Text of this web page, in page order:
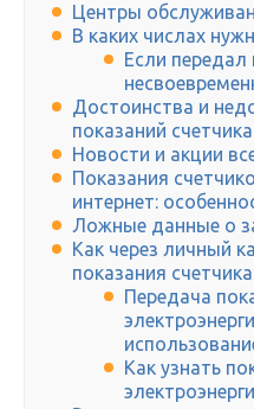
Центры
В каких числах
Если передал
Достоинства и
показаний
Новости и акции
Показания
интернет:
Ложные данные о
Как через личный
показания
Передача
Как узнать